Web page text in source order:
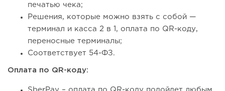
печатью чека;
Решения, которые можно взять с собой —
терминал и касса 2 в 1, оплата по QR-коду,
переносные терминалы;
Соответствует 54-ФЗ.
Оплата по QR-коду: